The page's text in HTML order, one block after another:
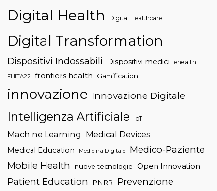
Digital Health Digital Healthcare
Digital Transformation
Dispositivi Indossabili Dispositivi medici ehealth
FHITA22 frontiers health Gamification
innovazione Innovazione Digitale
Intelligenza Artificiale IoT
Machine Learning Medical Devices
Medical Education Medicina Digitale
Medico-Paziente
Mobile Health
nuove tecnologie Open Innovation
Patient Education PNRR
Prevenzione